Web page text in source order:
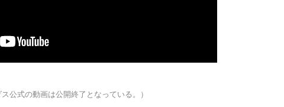
公式の動画は公開終了となっている。）